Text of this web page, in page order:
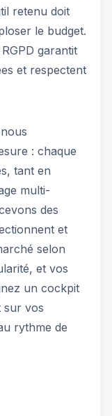
retenu doit
le budget.
garantit
et respectent
: chaque
tant en
multi-
des
et
selon
et vos
un cockpit
sur vos
rythme de